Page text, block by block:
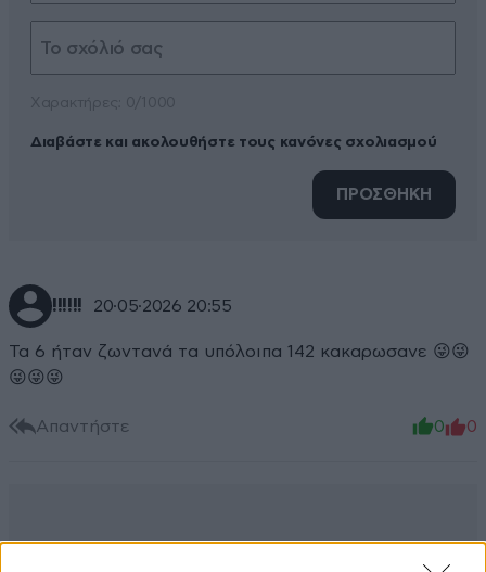
Διαβάστε και ακολουθήστε τους κανόνες σχολιασμού
ΠΡΟΣΘΗΚΗ
!!!!!! 20·05·2026 20:55
Τα 6 ήταν ζωντανά τα υπόλοιπα 142 κακαρωσανε 😜😜
😜😜😜
Απαντήστε 0 0